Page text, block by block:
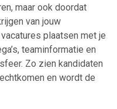
maar ook doordat
van jouw
plaatsen met je
teaminformatie en
Zo zien kandidaten
en wordt de